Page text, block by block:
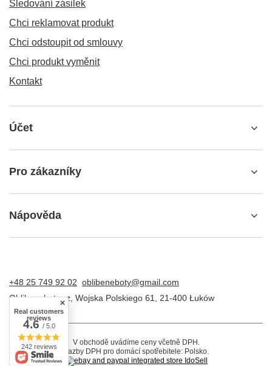
Sledování zásilek
Chci reklamovat produkt
Chci odstoupit od smlouvy
Chci produkt vyměnit
Kontakt
Účet
Pro zákazníky
Nápověda
+48 25 749 92 02 oblibeneboty@gmail.com
Oblibeneboty.cz Wojska Polskiego 61 21-400 Łuków
V obchodě uvádíme ceny včetně DPH.
Sazby DPH pro domácí spotřebitele: Polsko.
Real customers
reviews
4.6/ 5.0
242 reviews